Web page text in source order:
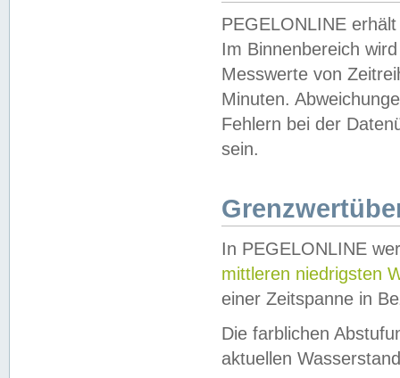
PEGELONLINE
Im Binnenbereich
Messwerte von
Minuten.
Fehlern bei der
sein.
In PEGELONLINE
mittleren niedrigsten
einer Zeitspanne in
Die farblichen
aktuellen